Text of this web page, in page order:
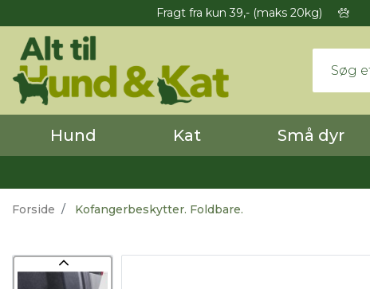
Fragt fra kun 39,- (maks 20kg)
Hund Kat Små dyr
Forside Kofangerbeskytter. Foldbare.